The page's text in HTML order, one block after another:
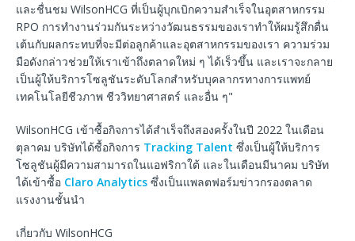
และชื่นชม WilsonHCG ที่เป็นผู้บุกเบิกความสำเร็จในอุตสาหกรรม
RPO การทำงานร่วมกันระหว่างวัฒนธรรมของเราทำให้ผมรู้สึกตื่น
เต้นกับผลกระทบที่จะมีต่อลูกค้าและอุตสาหกรรมของเรา ความร่วม
มือดังกล่าวช่วยให้เราเข้าถึงตลาดใหม่ ๆ ได้เร็วขึ้น และเราจะกลาย
เป็นผู้ให้บริการโซลูชันระดับโลกสำหรับบุคลากรทางการแพทย์
เทคโนโลยีชีวภาพ ชีววิทยาศาสตร์ และอื่น ๆ"
WilsonHCG เข้าซื้อกิจการได้สำเร็จถึงสองครั้งในปี 2022 ในเดือน
ตุลาคม บริษัทได้ซื้อกิจการ Tracking Talent ซึ่งเป็นผู้ให้บริการ
โซลูชันผู้มีความสามารถในแอฟริกาใต้ และในเดือนมีนาคม บริษัท
ได้เข้าซื้อ Claro Analytics ซึ่งเป็นแพลตฟอร์มข่าวกรองตลาด
แรงงานชั้นนำ
เกี่ยวกับ WilsonHCG